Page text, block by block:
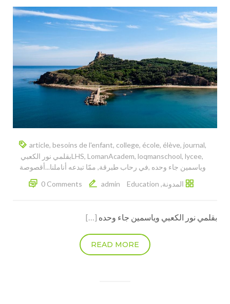
article, besoins de l'enfant, college, école, élève, journal,
LHS, LomanAcadem, loqmanschool, lycee,
‎بقلمي نور الكعبي
وياسمين جاء وحده‎ ,
,
المدونة,
Education
admin
0 Comments
[…]
READ MORE